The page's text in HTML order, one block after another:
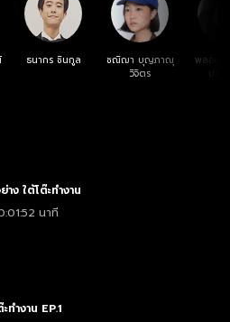
ธนากร ชินกูล
ชณิฌา บุญภาณุ
วิจิตร
พลอยไ
าง ใต้โต๊ะทำงาน
นาที
ทำงาน EP.1